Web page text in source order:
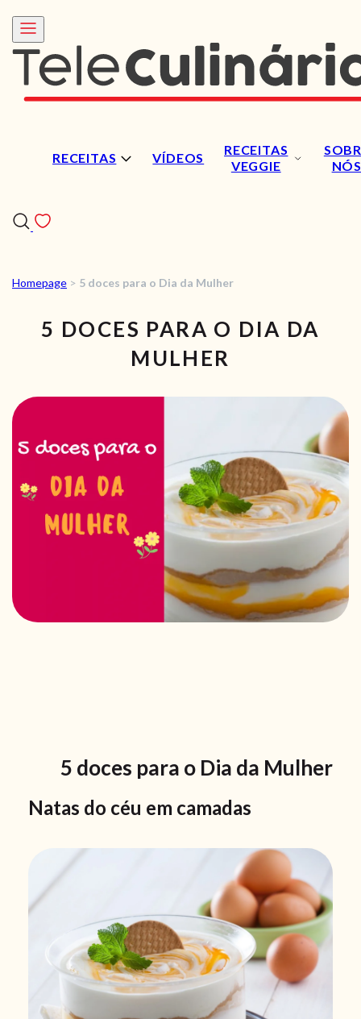
RECEITAS VÍDEOS
RECEITAS
VEGGIE
NÓS
RECEITAS
VÍDEOS
RECEITAS VEGGIE
LOJA ONLINE
BLOG
Homepage > 5 doces para o Dia da Mulher
5 DOCES PARA O DIA DA
MULHER
5 doces para o Dia da Mulher
Natas do céu em camadas